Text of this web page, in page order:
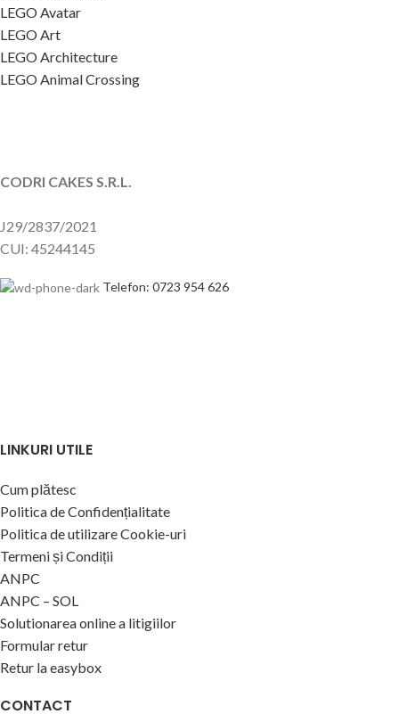
LEGO Avatar
LEGO Art
LEGO Architecture
LEGO Animal Crossing
CODRI CAKES S.R.L.
J29/2837/2021
CUI: 45244145
Telefon: 0723 954 626
LINKURI UTILE
Cum plătesc
Politica de Confidențialitate
Politica de utilizare Cookie-uri
Termeni și Condiții
ANPC
ANPC – SOL
Solutionarea online a litigiilor
Formular retur
Retur la easybox
CONTACT